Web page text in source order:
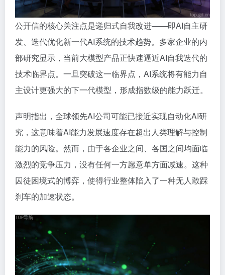
公开信的核心关注点是递归式自我改进——即AI自主研
发、迭代优化新一代AI系统的技术趋势。多家企业的内
部研究显示，当前大模型产品正快速逼近AI自我迭代的
技术临界点。一旦突破这一临界点，AI系统将有能力自
主设计更强大的下一代模型，形成指数级的能力跃迁。
声明指出，全球领先AI公司可能已接近实现自动化AI研
究，这意味着AI能力发展速度存在超出人类理解与控制
能力的风险。然而，由于各企业之间、各国之间均面临
激烈的竞争压力，没有任何一方愿意单方面减速。这种
囚徒困境式的博弈，使得行业整体陷入了一种无人敢踩
刹车的加速状态。